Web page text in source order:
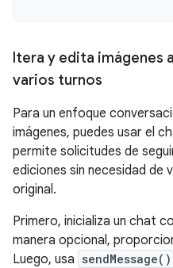
Itera y edita imágenes
varios turnos
Para un enfoque
imágenes, puedes usar el
permite solicitudes de
ediciones sin necesidad de
original.
Primero, inicializa un chat
manera opcional,
Luego, usa sendMessage()